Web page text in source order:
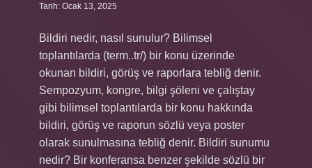
Tarih: Ocak 13, 2025
Bildiri nedir, nasıl sunulur? Bilimsel
toplantılarda (term..tr/) bir konu üzerinde
okunan bildiri, görüş ve raporlara tebliğ denir.
Sempozyum, kongre, bilgi şöleni ve çalıştay
gibi bilimsel toplantılarda bir konu hakkında
bildiri, görüş ve raporun sözlü veya poster
olarak sunulmasına tebliğ denir. Bildiri sunumu
nedir? Bir konferansa benzer şekilde sözlü bir